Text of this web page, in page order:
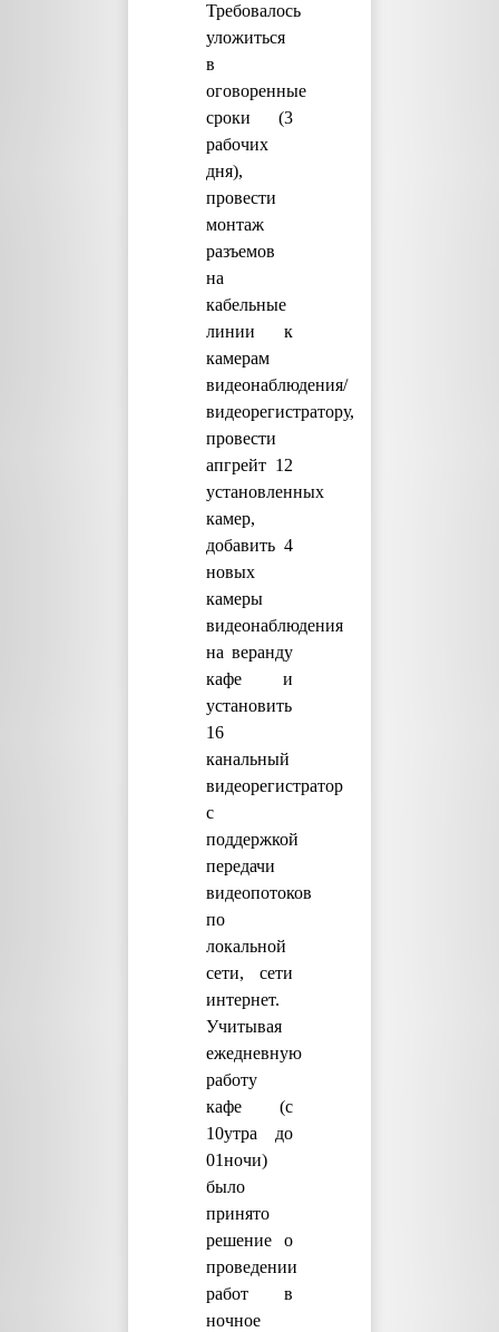
Требовалось
уложиться
в
оговоренные
сроки (3
рабочих
дня),
провести
монтаж
разъемов
на
кабельные
линии к
камерам
видеонаблюдения/
видеорегистратору,
провести
апгрейт 12
установленных
камер,
добавить 4
новых
камеры
видеонаблюдения
на веранду
кафе и
установить
16
канальный
видеорегистратор
с
поддержкой
передачи
видеопотоков
по
локальной
сети, сети
интернет.
Учитывая
ежедневную
работу
кафе (с
10утра до
01ночи)
было
принято
решение о
проведении
работ в
ночное